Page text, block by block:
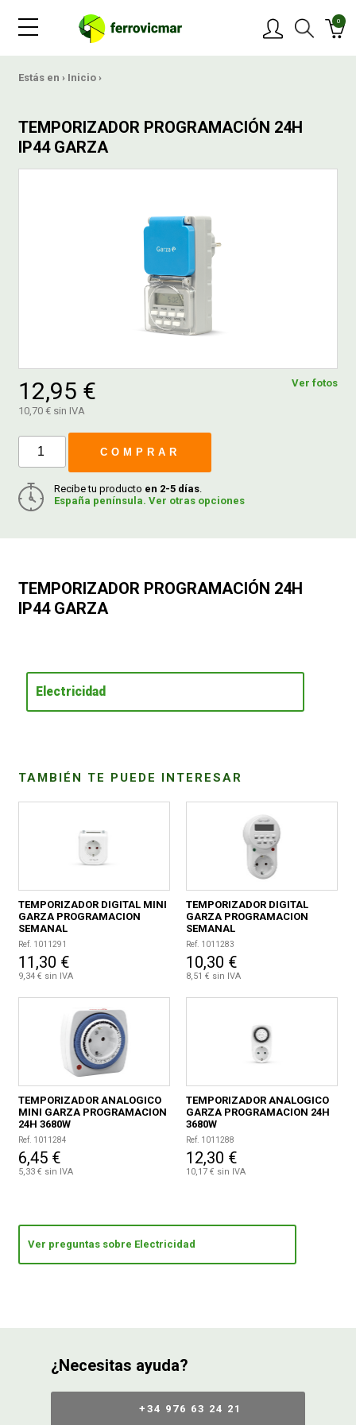
0
Estás en › Inicio ›
TEMPORIZADOR PROGRAMACIÓN 24H
IP44 GARZA
Ver fotos
12,95 €
10,70 € sin IVA
COMPRAR
Recibe tu producto en 2-5 días
España península. Ver otras opciones
TEMPORIZADOR PROGRAMACIÓN 24H
IP44 GARZA
Electricidad
TAMBIÉN TE PUEDE INTERESAR
TEMPORIZADOR DIGITAL MINI
GARZA PROGRAMACION
SEMANAL
Ref. 1011291
11,30 €
9,34 € sin IVA
TEMPORIZADOR DIGITAL
GARZA PROGRAMACION
SEMANAL
Ref. 1011283
10,30 €
8,51 € sin IVA
TEMPORIZADOR ANALOGICO
MINI GARZA PROGRAMACION
24H 3680W
Ref. 1011284
6,45 €
5,33 € sin IVA
TEMPORIZADOR ANALOGICO
GARZA PROGRAMACION 24H
3680W
Ref. 1011288
12,30 €
10,17 € sin IVA
Ver preguntas sobre Electricidad
¿Necesitas ayuda?
+34 976 63 24 21
MARCAS
OFERTAS
NOVEDADES
BLOG
CONTACTAR
CATÁLOGOS